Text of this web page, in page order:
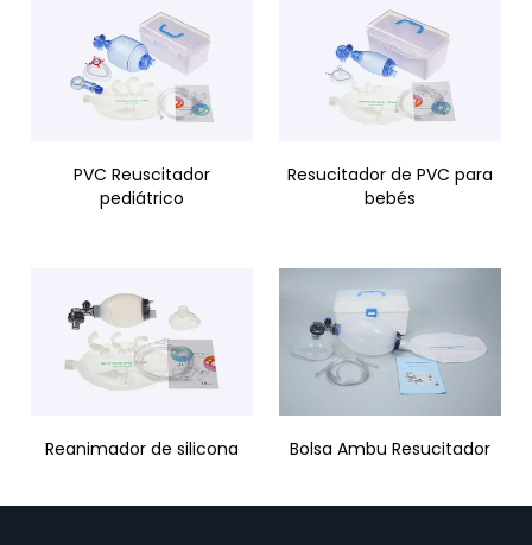
PVC Reuscitador
pediátrico
Resucitador de PVC para
bebés
Reanimador de silicona
Bolsa Ambu Resucitador